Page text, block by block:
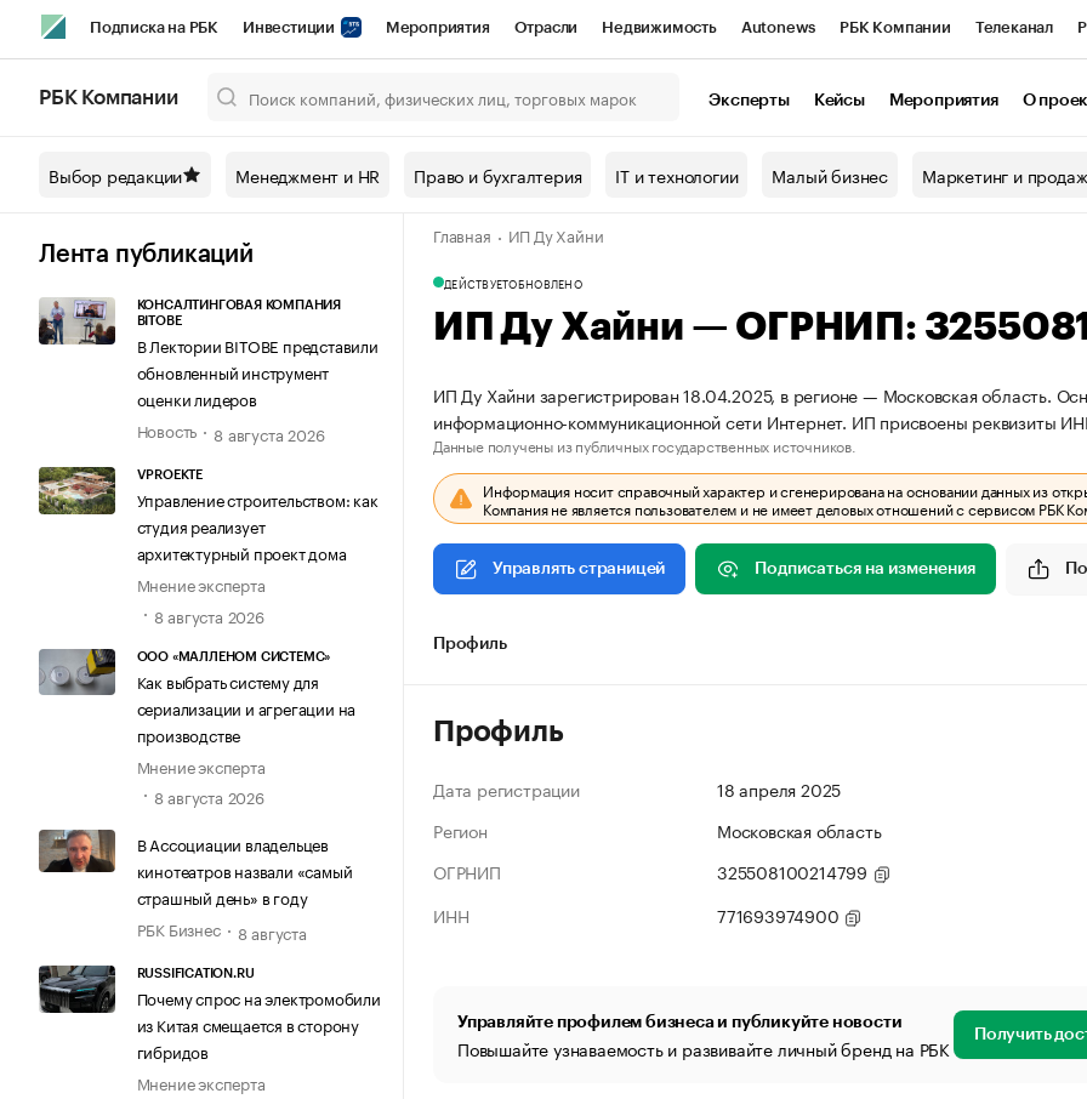
Подписка на РБК Инвестиции Мероприятия Отрасли Недвижимость Autonews РБК Компании Телеканал
Спецпроекты СПб Конференции СПб Спецпроекты Проверка контрагентов
Технологии и медиа Рынок наличной валюты
РБК Компании Эксперты Кейсы Мероприятия О
Выбор редакции Менеджмент и HR Право и бухгалтерия IT и технологии Малый бизнес Маркетинг и
Лента публикаций
КОНСАЛТИНГОВАЯ КОМПАНИЯ
BITOBE
В Лектории BITOBE представили
обновленный инструмент
оценки лидеров
Новость
8 августа 2026
VPROEKTE
Управление строительством: как
студия реализует
архитектурный проект дома
Мнение эксперта
8 августа 2026
ООО «МАЛЛЕНОМ СИСТЕМС»
Как выбрать систему для
сериализации и агрегации на
производстве
Мнение эксперта
8 августа 2026
В Ассоциации владельцев
кинотеатров назвали «самый
страшный день» в году
РБК Бизнес
8 августа
RUSSIFICATION.RU
Почему спрос на электромобили
из Китая смещается в сторону
гибридов
Мнение эксперта
Главная ИП Ду Хайни
ДЕЙСТВУЕТОБНОВЛЕНО
ИП Ду Хайни — ОГРНИП:
ИП Ду Хайни зарегистрирован 18.04.2025, в регионе — Московская область.
информационно-коммуникационной сети Интернет. ИП присвоены реквизиты
Данные получены из публичных государственных источников.
Информация носит справочный характер и сгенерирована на основании данных из
Компания не является пользователем и не имеет деловых отношений с сервисом РБК
Управлять страницей Подписаться на изменения
Профиль
Профиль
Дата регистрации
18 апреля 2025
Регион
Московская область
ОГРНИП
325508100214799
ИНН
771693974900
Управляйте профилем бизнеса и публикуйте новости
Повышайте узнаваемость и развивайте личный бренд на РБК Получить